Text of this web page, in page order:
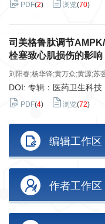
PDF(2) 浏览(70)
司美格鲁肽调节
栓塞致心肌损伤的影响
刘阳春;杨华锋;黄万众;黄源;苏
DOI: 专辑：医药卫生科技
PDF(4) 浏览(72)
编辑工作区
作者工作区